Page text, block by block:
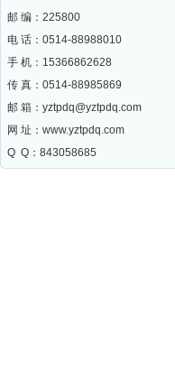
邮 编： 225800
电 话：0514-88988010
手 机：15366862628
传 真：0514-88985869
邮 箱： yztpdq@yztpdq.com
网 址： www.yztpdq.com
Q Q：843058685